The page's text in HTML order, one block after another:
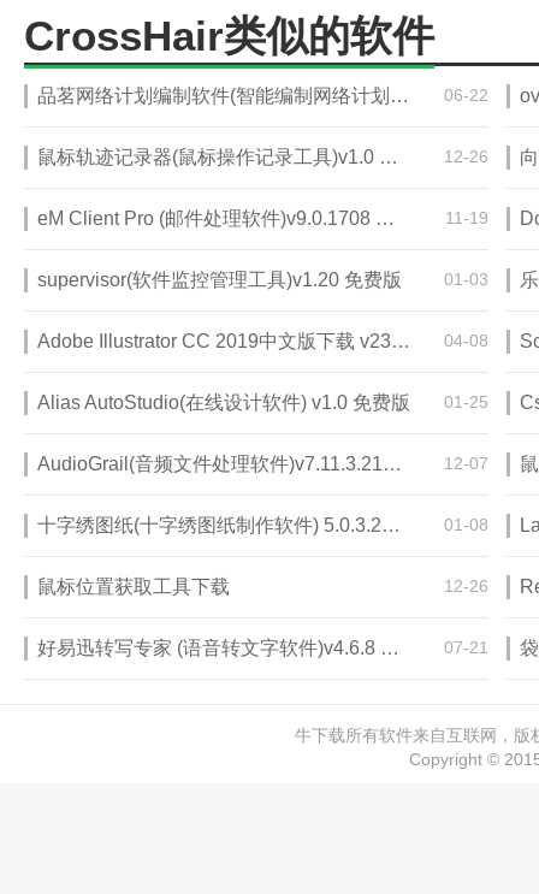
CrossHair类似的软件
品茗网络计划编制软件(智能编制网络计划系统)V4.0.14.224 破解版 06-22
鼠标轨迹记录器(鼠标操作记录工具)v1.0 免费版 12-26
eM Client Pro (邮件处理软件)v9.0.1708 免安装版 11-19
supervisor(软件监控管理工具)v1.20 免费版 01-03
Adobe Illustrator CC 2019中文版下载 v23.0.3 附注册机 04-08
Alias AutoStudio(在线设计软件) v1.0 免费版 01-25
AudioGrail(音频文件处理软件)v7.11.3.217 免费版 12-07
十字绣图纸(十字绣图纸制作软件) 5.0.3.22电子版 01-08
鼠标位置获取工具下载 12-26
好易迅转写专家 (语音转文字软件)v4.6.8 VIP破解版 07-21
牛下载所有软件来自互联网，
Copyright ©